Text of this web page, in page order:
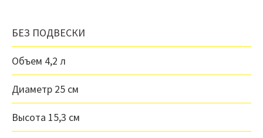
БЕЗ ПОДВЕСКИ
Объем 4,2 л
Диаметр 25 см
Высота 15,3 см